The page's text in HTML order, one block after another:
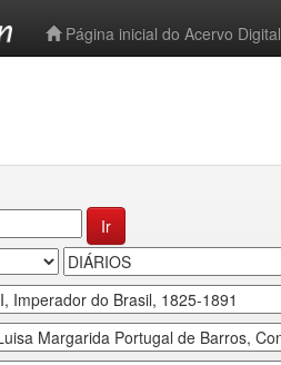
Página inicial do Acervo Digital